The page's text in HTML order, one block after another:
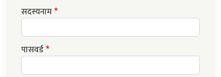
सदस्यनाम
पासवर्ड